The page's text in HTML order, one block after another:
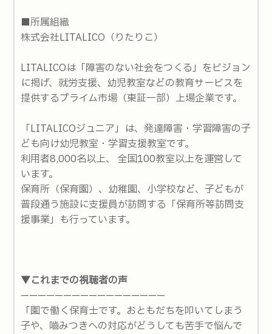
■所属組織
株式会社LITALICO（りたりこ）
LITALICOは「障害のない社会をつくる」をビジョン
に掲げ、就労支援、幼児教室などの教育サービスを
提供するプライム市場（東証一部）上場企業です。
「LITALICOジュニア」は、発達障害・学習障害の子
ども向け幼児教室・学習支援教室です。
利用者8,000名以上、 全国100教室以上を運営して
います。
保育所（保育園）、幼稚園、小学校など、子どもが
普段通う施設に支援員が訪問する「保育所等訪問支
援事業」も行っています。
▼これまでの視聴者の声
—————————————————
「園で働く保育士です。おともだちを叩いてしまう
子や、嚙みつきへの対応がどうしても苦手で悩んで